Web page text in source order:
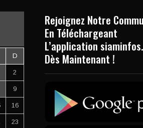
D
2
9
16
23
Rejoignez Notre
En Téléchargeant
L’application
Dès Maintenant !